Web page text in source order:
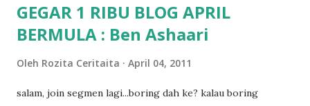
GEGAR 1 RIBU BLOG APRIL
BERMULA : Ben Ashaari
Oleh Rozita Ceritaita April 04, 2011
salam, join segmen lagi...boring dah ke? kalau boring